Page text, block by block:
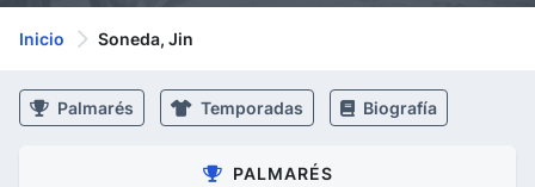
Inicio Soneda, Jin
Palmarés Temporadas Biografía
PALMARÉS